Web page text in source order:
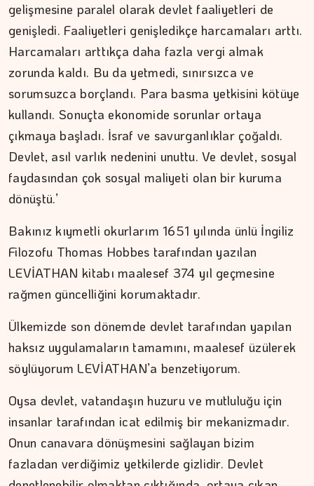
gelişmesine paralel olarak devlet faaliyetleri de
genişledi. Faaliyetleri genişledikçe harcamaları arttı.
Harcamaları arttıkça daha fazla vergi almak
zorunda kaldı. Bu da yetmedi, sınırsızca ve
sorumsuzca borçlandı. Para basma yetkisini kötüye
kullandı. Sonuçta ekonomide sorunlar ortaya
çıkmaya başladı. İsraf ve savurganlıklar çoğaldı.
Devlet, asıl varlık nedenini unuttu. Ve devlet, sosyal
faydasından çok sosyal maliyeti olan bir kuruma
dönüştü.’
Bakınız kıymetli okurlarım 1651 yılında ünlü İngiliz
Filozofu Thomas Hobbes tarafından yazılan
LEVİATHAN kitabı maalesef 374 yıl geçmesine
rağmen güncelliğini korumaktadır.
Ülkemizde son dönemde devlet tarafından yapılan
haksız uygulamaların tamamını, maalesef üzülerek
söylüyorum LEVİATHAN’a benzetiyorum.
Oysa devlet, vatandaşın huzuru ve mutluluğu için
insanlar tarafından icat edilmiş bir mekanizmadır.
Onun canavara dönüşmesini sağlayan bizim
fazladan verdiğimiz yetkilerde gizlidir. Devlet
Kitap kafenin rafları arasında…